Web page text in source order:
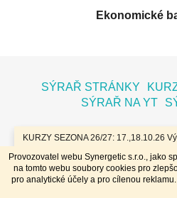
Provozovatel webu Synergetic s.r.o., jako
na tomto webu soubory cookies pro
pro analytické účely a pro cílenou
KURZY SEZONA 26/27: 17.,18.10.26
7.11.26 Bochníky - tvrdé zrající sýry /
a Tvaroh + Hnětené a Tažené sýry/
20.,21.3.27 Výroba sýrů - 9 kroků /
plísní / 11.4.27 Bochníky - tvrdé zrající
Ekonomické
SÝRAŘ STRÁNKY
SÝRAŘ NA YT
Vytvořil